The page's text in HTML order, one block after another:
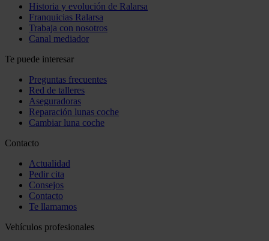
Historia y evolución de Ralarsa
Franquicias Ralarsa
Trabaja con nosotros
Canal mediador
Te puede interesar
Preguntas frecuentes
Red de talleres
Aseguradoras
Reparación lunas coche
Cambiar luna coche
Contacto
Actualidad
Pedir cita
Consejos
Contacto
Te llamamos
Vehículos profesionales